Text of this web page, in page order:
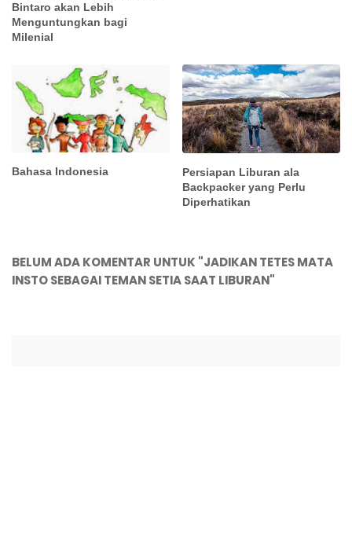
Bintaro akan Lebih
Menguntungkan bagi
Milenial
Bahasa Indonesia
Persiapan Liburan ala
Backpacker yang Perlu
Diperhatikan
BELUM ADA KOMENTAR UNTUK "JADIKAN TETES MATA
INSTO SEBAGAI TEMAN SETIA SAAT LIBURAN"